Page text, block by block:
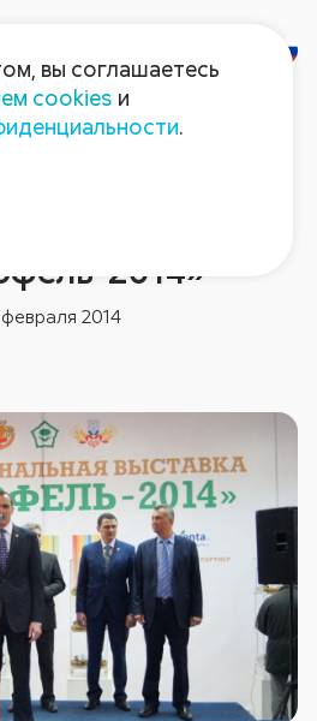
компании
успех
выставки
2014»
2014
вы соглашаетесь
cookies и
.